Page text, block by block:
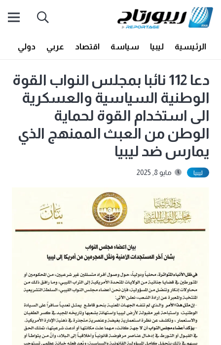
الرئيسية ليبيا سياسة اقتصاد عربي دولي
دعا 112 نائبا بمجلس النواب القوة
الوطنية السياسية والعسكرية
الى استخدام القوة لحماية
الوطن من العبث الممنهج الذي
يمارس ضد ليبيا
ليبيا مايو 8, 2025